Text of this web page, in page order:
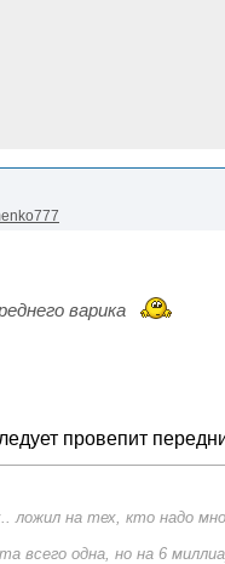
варика
провепит
ложил на тех, кто надо
всего одна, но на 6